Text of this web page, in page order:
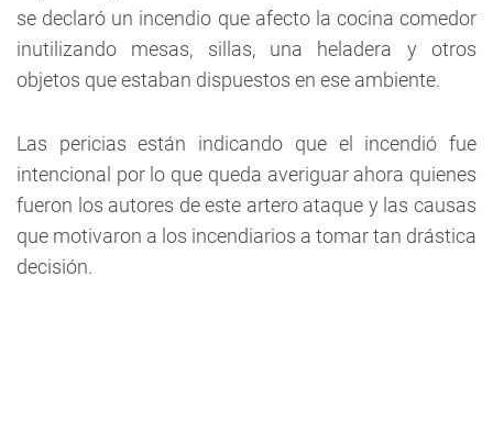
se declaró un incendio que afecto la cocina comedor
inutilizando mesas, sillas, una heladera y otros
objetos que estaban dispuestos en ese ambiente.
Las pericias están indicando que el incendió fue
intencional por lo que queda averiguar ahora quienes
fueron los autores de este artero ataque y las causas
que motivaron a los incendiarios a tomar tan drástica
decisión.